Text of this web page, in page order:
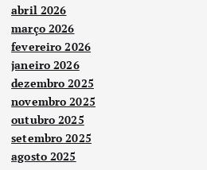
abril 2026
março 2026
fevereiro 2026
janeiro 2026
dezembro 2025
novembro 2025
outubro 2025
setembro 2025
agosto 2025